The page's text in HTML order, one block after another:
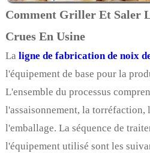
Comment Griller Et Saler
Crues En Usine
La ligne de fabrication de noix
l'équipement de base pour la
L'ensemble du processus
l'assaisonnement, la torréfaction,
l'emballage. La séquence de
l'équipement utilisé sont les